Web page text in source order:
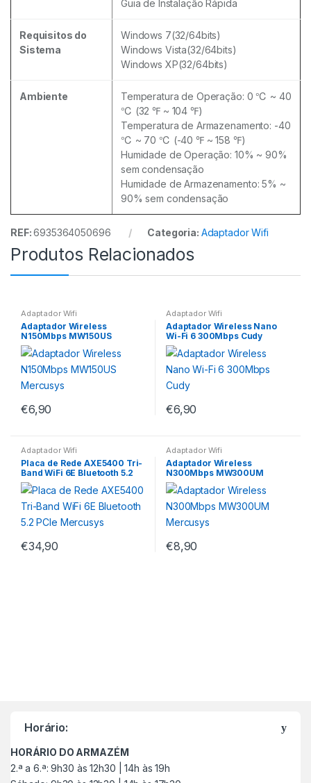
Guia de Instalação Rápida
Requisitos do
Sistema
Windows 7(32/64bits)
Windows Vista(32/64bits)
Windows XP(32/64bits)
Ambiente
Temperatura de Operação: 0 ℃ ~ 40
℃ (32 ℉ ~ 104 ℉)
Temperatura de Armazenamento: -40
℃ ~ 70 ℃ (-40 ℉ ~ 158 ℉)
Humidade de Operação: 10% ~ 90%
sem condensação
Humidade de Armazenamento: 5% ~
90% sem condensação
REF:6935364050696 Categoria: Adaptador Wifi
Produtos Relacionados
Adaptador Wifi
Adaptador Wireless
N150Mbps MW150US
Mercusys
€6,90
Adaptador Wifi
Adaptador Wireless Nano
Wi-Fi 6 300Mbps Cudy
€6,90
Adaptador Wifi
Placa de Rede AXE5400 Tri-
Band WiFi 6E Bluetooth 5.2
PCIe Mercusys
€34,90
Adaptador Wifi
Adaptador Wireless
N300Mbps MW300UM
Mercusys
€8,90
Horário:
HORÁRIO DO ARMAZÉM
2.ª a 6.ª: 9h30 às 12h30 | 14h às 19h